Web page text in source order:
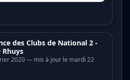
des Clubs de National 2 -
Rhuys
2020 — mis à jour le mardi 22